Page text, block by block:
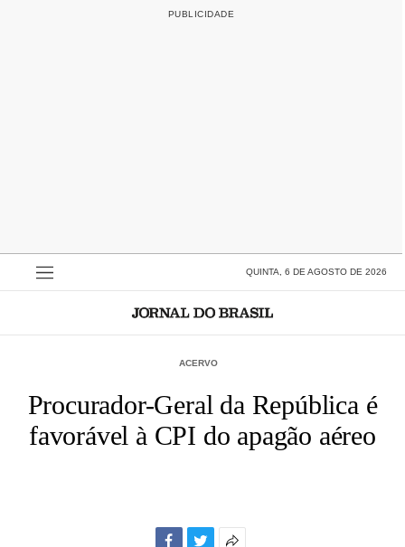
QUINTA, 6 DE AGOSTO DE 2026
ACERVO
Procurador-Geral da República é
favorável à CPI do apagão aéreo